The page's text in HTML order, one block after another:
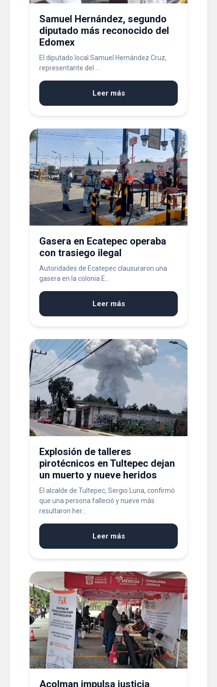
Samuel Hernández, segundo
diputado más reconocido del
Edomex
El diputado local Samuel Hernández Cruz,
representante del ...
Leer más
Gasera en Ecatepec operaba
con trasiego ilegal
Autoridades de Ecatepec clausuraron una
gasera en la colonia E...
Leer más
Explosión de talleres
pirotécnicos en Tultepec dejan
un muerto y nueve heridos
El alcalde de Tultepec, Sergio Luna, confirmó
que una persona falleció y nueve más
resultaron her...
Leer más
Acolman impulsa justicia